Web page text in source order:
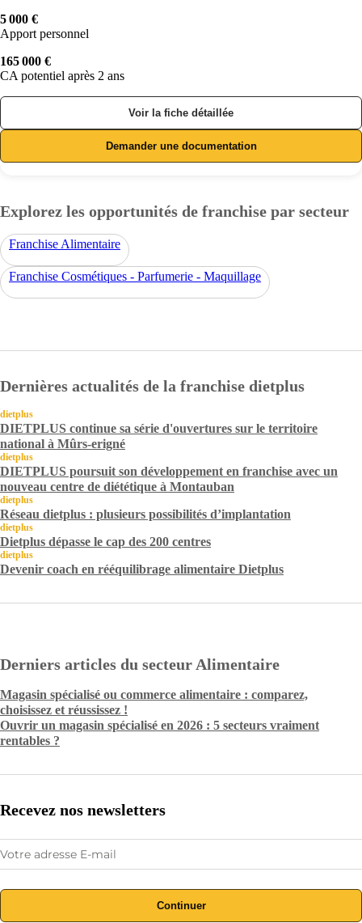
5 000 €
Apport personnel
165 000 €
CA potentiel après 2 ans
Voir la fiche détaillée
Demander une documentation
Explorez les opportunités de franchise par secteur
Franchise Alimentaire
Franchise Cosmétiques - Parfumerie - Maquillage
Dernières actualités de la franchise dietplus
dietplus
DIETPLUS continue sa série d'ouvertures sur le territoire
national à Mûrs-erigné
dietplus
DIETPLUS poursuit son développement en franchise avec un
nouveau centre de diététique à Montauban
dietplus
Réseau dietplus : plusieurs possibilités d’implantation
dietplus
Dietplus dépasse le cap des 200 centres
dietplus
Devenir coach en rééquilibrage alimentaire Dietplus
Derniers articles du secteur Alimentaire
Magasin spécialisé ou commerce alimentaire : comparez,
choisissez et réussissez !
Ouvrir un magasin spécialisé en 2026 : 5 secteurs vraiment
rentables ?
Recevez nos newsletters
Continuer